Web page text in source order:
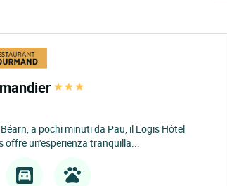
a pochi minuti da Pau, il Logis Hôtel
offre un'esperienza tranquilla...